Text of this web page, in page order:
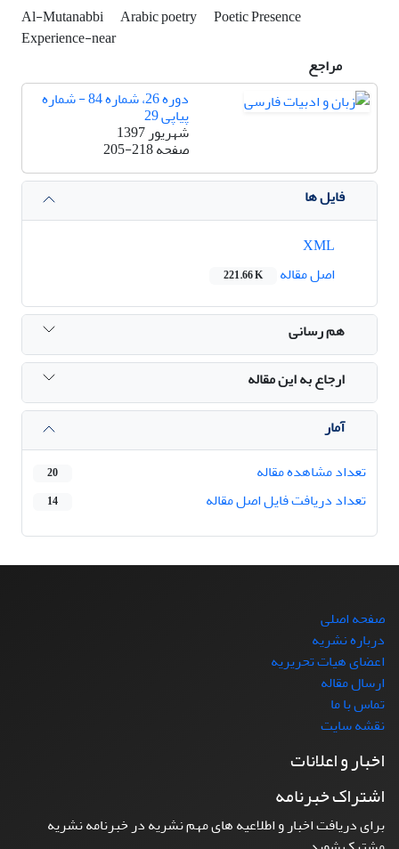
Al-Mutanabbi Arabic poetry
Poetic Presence
Experience-near
مراجع
دوره 26، شماره 84 - شماره
پیاپی 29
شهریور 1397
صفحه205-218
فایل ها
اصل مقاله
221.66 K
هم رسانی
ارجاع به این مقاله
آمار
تعداد مشاهده مقاله
20
تعداد دریافت فایل اصل مقاله 14
صفحه اصلی
درباره نشریه
اعضای هیات تحریریه
ارسال مقاله
تماس با ما
نقشه سایت
اخبار و اعلانات
اشتراک خبرنامه
برای دریافت اخبار و اطلاعیه های مهم نشریه در خبرنامه نشریه